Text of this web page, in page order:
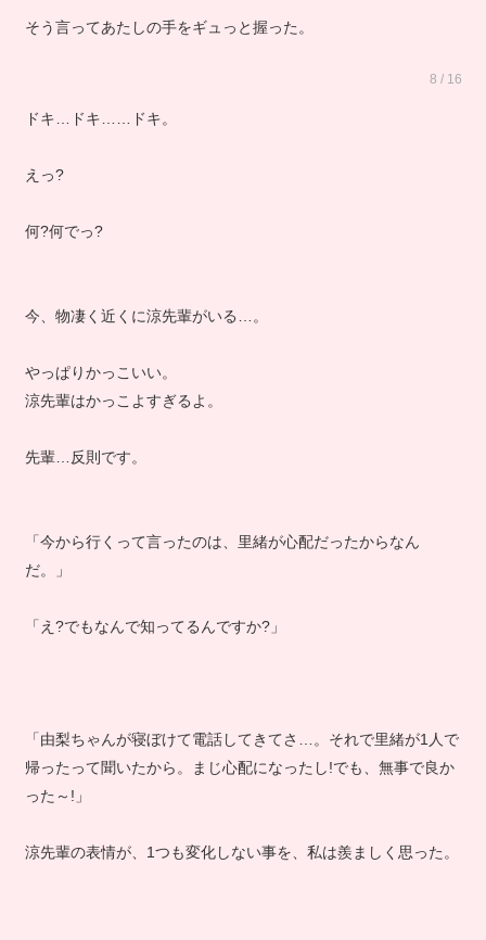
そう言ってあたしの手をギュっと握った。
8 / 16
ドキ…ドキ……ドキ。
えっ?
何?何でっ?
今、物凄く近くに涼先輩がいる…。
やっぱりかっこいい。
涼先輩はかっこよすぎるよ。
先輩…反則です。
「今から行くって言ったのは、里緒が心配だったからなん
だ。」
「え?でもなんで知ってるんですか?」
「由梨ちゃんが寝ぼけて電話してきてさ…。それで里緒が1人で
帰ったって聞いたから。まじ心配になったし!でも、無事で良か
った～!」
涼先輩の表情が、1つも変化しない事を、私は羨ましく思った。